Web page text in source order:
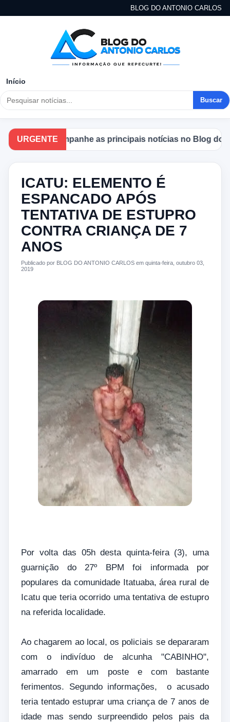
BLOG DO ANTONIO CARLOS
Início
Buscar
URGENTEAcompanhe as principais notícias no Blog do
ICATU: ELEMENTO É
ESPANCADO APÓS
TENTATIVA DE ESTUPRO
CONTRA CRIANÇA DE 7
ANOS
Publicado por BLOG DO ANTONIO CARLOS em quinta-feira, outubro 03,
2019
Por volta das 05h desta quinta-feira (3), uma
guarnição do 27º BPM foi informada por
populares da comunidade Itatuaba, área rural de
Icatu que teria ocorrido uma tentativa de estupro
na referida localidade.
Ao chagarem ao local, os policiais se depararam
com o indivíduo de alcunha "CABINHO",
amarrado em um poste e com bastante
ferimentos. Segundo informações, o acusado
teria tentado estuprar uma criança de 7 anos de
idade mas sendo surpreendido pelos pais da